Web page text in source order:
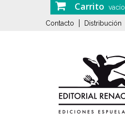
Carrito vacío
Contacto Distribución